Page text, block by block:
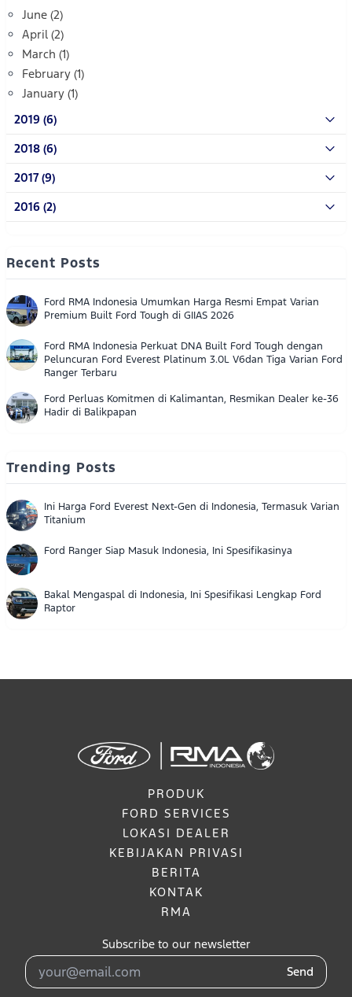
June (2)
April (2)
March (1)
February (1)
January (1)
2019 (6)
2018 (6)
2017 (9)
2016 (2)
Recent Posts
Ford RMA Indonesia Umumkan Harga Resmi Empat Varian
Premium Built Ford Tough di GIIAS 2026
Ford RMA Indonesia Perkuat DNA Built Ford Tough dengan
Peluncuran Ford Everest Platinum 3.0L V6dan Tiga Varian Ford
Ranger Terbaru
Ford Perluas Komitmen di Kalimantan, Resmikan Dealer ke-36
Hadir di Balikpapan
Trending Posts
Ini Harga Ford Everest Next-Gen di Indonesia, Termasuk Varian
Titanium
Ford Ranger Siap Masuk Indonesia, Ini Spesifikasinya
Bakal Mengaspal di Indonesia, Ini Spesifikasi Lengkap Ford
Raptor
PRODUK
FORD SERVICES
LOKASI DEALER
KEBIJAKAN PRIVASI
BERITA
KONTAK
RMA
Subscribe to our newsletter
Send